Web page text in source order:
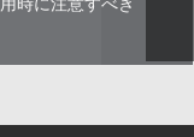
時に注意すべき